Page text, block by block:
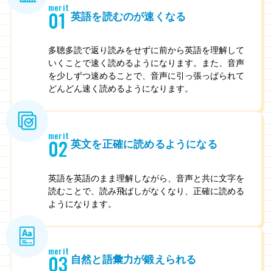
merit
01 英語を読むのが速くなる
多聴多読で返り読みをせずに前から英語を理解して
いくことで速く読めるようになります。また、音声
を少しずつ速めることで、音声に引っ張っぱられて
どんどん速く読めるようになります。
merit
02 英文を正確に読めるようになる
英語を英語のまま理解しながら、音声と共に文字を
読むことで、読み飛ばしがなくなり、正確に読める
ようになります。
merit
03 自然と語彙力が鍛えられる